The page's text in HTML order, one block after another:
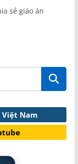
sẻ giáo án
Nam